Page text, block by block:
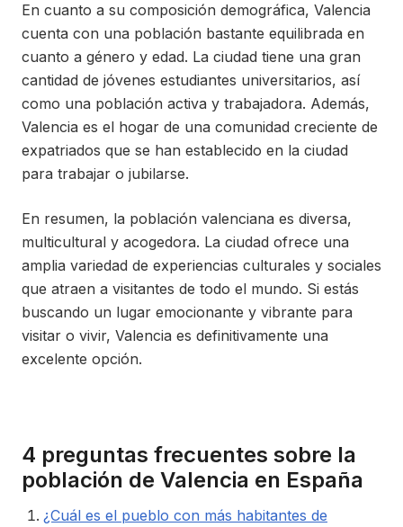
En cuanto a su composición demográfica, Valencia
cuenta con una población bastante equilibrada en
cuanto a género y edad. La ciudad tiene una gran
cantidad de jóvenes estudiantes universitarios, así
como una población activa y trabajadora. Además,
Valencia es el hogar de una comunidad creciente de
expatriados que se han establecido en la ciudad
para trabajar o jubilarse.
En resumen, la población valenciana es diversa,
multicultural y acogedora. La ciudad ofrece una
amplia variedad de experiencias culturales y sociales
que atraen a visitantes de todo el mundo. Si estás
buscando un lugar emocionante y vibrante para
visitar o vivir, Valencia es definitivamente una
excelente opción.
4 preguntas frecuentes sobre la
población de Valencia en España
¿Cuál es el pueblo con más habitantes de